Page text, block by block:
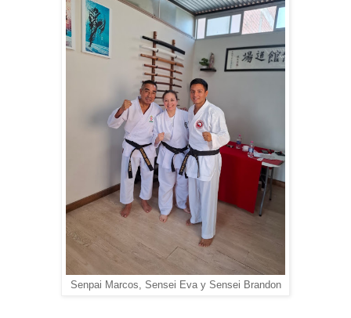
Senpai Marcos, Sensei Eva y Sensei Brandon